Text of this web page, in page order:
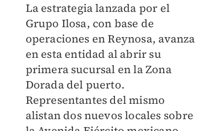
La estrategia lanzada por el
Grupo Ilosa, con base de
operaciones en Reynosa, avanza
en esta entidad al abrir su
primera sucursal en la Zona
Dorada del puerto.
Representantes del mismo
alistan dos nuevos locales sobre